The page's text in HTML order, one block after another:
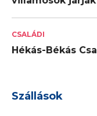
CSALÁDI
Hékás-Békás
Szállások